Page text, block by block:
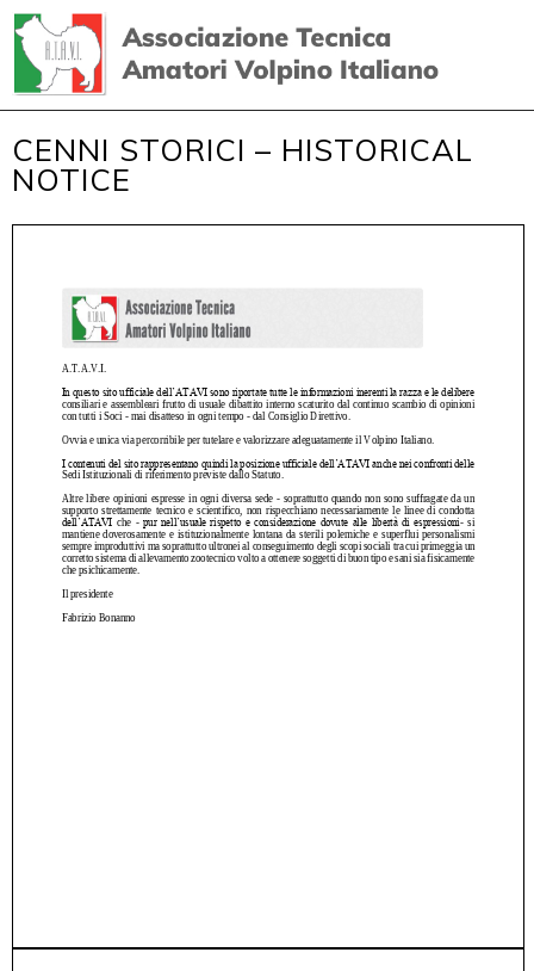
CENNI STORICI – HISTORICAL
NOTICE